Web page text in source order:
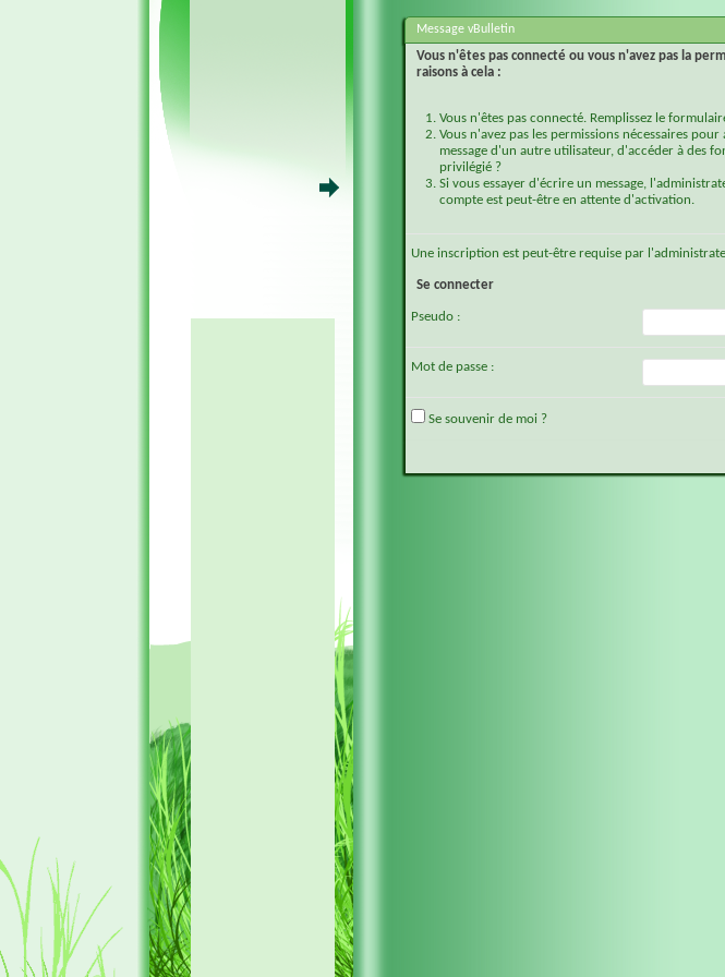
Message vBulletin
Vous n'êtes pas connecté ou vous n'avez pas la
raisons à cela :
Vous n'êtes pas connecté. Remplissez le
Vous n'avez pas les permissions nécessaires
message d'un autre utilisateur, d'accéder à des
privilégié ?
Si vous essayer d'écrire un message,
compte est peut-être en attente d'activation.
Une inscription est peut-être requise par
Se connecter
Pseudo :
Mot de passe :
Se souvenir de moi ?